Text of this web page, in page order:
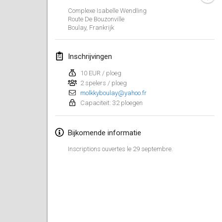
Complexe Isabelle Wendling
Route De Bouzonville
Boulay, Frankrijk
Inschrijvingen
10 EUR / ploeg
2 spelers / ploeg
molkkyboulay@yahoo.fr
Capaciteit: 32 ploegen
Bijkomende informatie
Inscriptions ouvertes le 29 septembre.
februari 2019
2 feb. 2019
Lumi Mölkky
9 feb. 2019|Finland
9 feb. 2019|Frankrijk